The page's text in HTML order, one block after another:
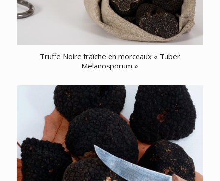
Truffe Noire fraîche en morceaux « Tuber
Melanosporum »